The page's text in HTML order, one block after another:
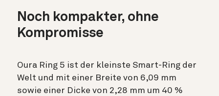
Noch kompakter, ohne
Kompromisse
Oura Ring 5 ist der kleinste Smart-Ring der
Welt und mit einer Breite von 6,09 mm
sowie einer Dicke von 2,28 mm um 40 %